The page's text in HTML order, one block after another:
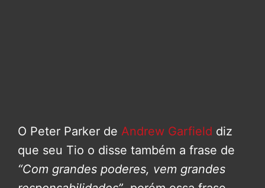
O Peter Parker de Andrew Garfield diz
que seu Tio o disse também a frase de
“Com grandes poderes, vem grandes